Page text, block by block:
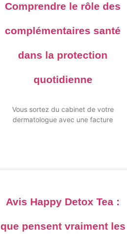
Comprendre le rôle des
complémentaires santé
dans la protection
quotidienne
Vous sortez du cabinet de votre
dermatologue avec une facture
Avis Happy Detox Tea :
que pensent vraiment les